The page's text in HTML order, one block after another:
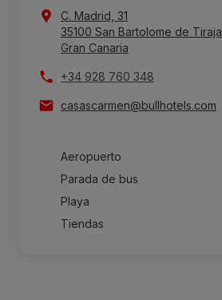
C. Madrid, 31
35100 San Bartolome de Tiraja
Gran Canaria
+34 928 760 348
casascarmen@bullhotels.com
Aeropuerto
Parada de bus
Playa
Tiendas